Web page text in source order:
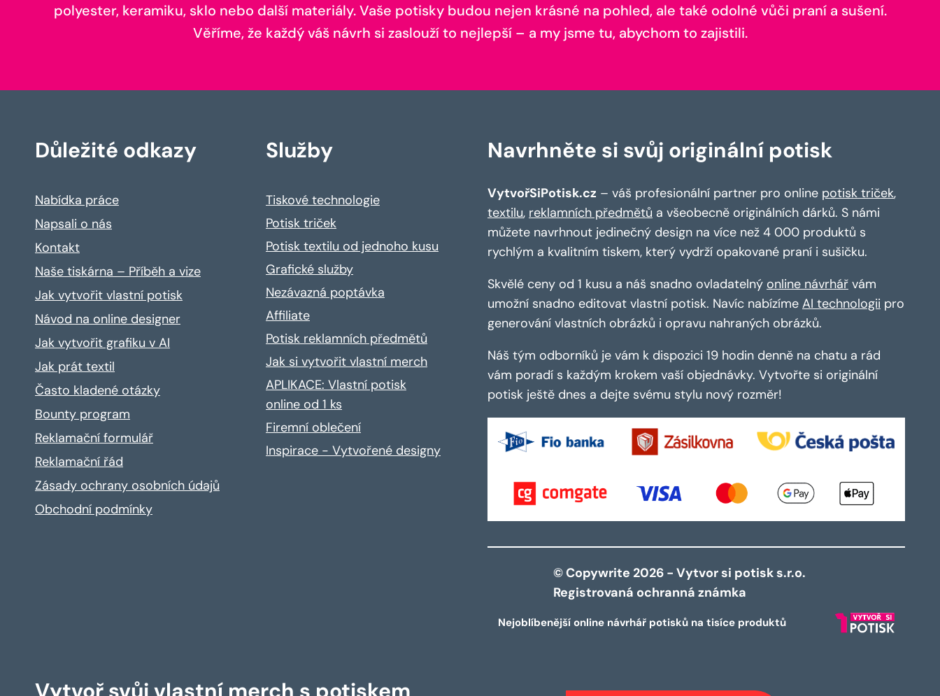
polyester, keramiku, sklo nebo další materiály. Vaše potisky budou nejen krásné na pohled, ale také odolné vůči praní a sušení.
Věříme, že každý váš návrh si zaslouží to nejlepší – a my jsme tu, abychom to zajistili.
Důležité odkazy
Nabídka práce
Napsali o nás
Kontakt
Naše tiskárna – Příběh a vize
Jak vytvořit vlastní potisk
Návod na online designer
Jak vytvořit grafiku v AI
Jak prát textil
Často kladené otázky
Bounty program
Reklamační formulář
Reklamační řád
Zásady ochrany osobních údajů
Obchodní podmínky
Služby
Tiskové technologie
Potisk triček
Potisk textilu od jednoho kusu
Grafické služby
Nezávazná poptávka
Affiliate
Potisk reklamních předmětů
Jak si vytvořit vlastní merch
APLIKACE: Vlastní potisk
online od 1 ks
Firemní oblečení
Inspirace - Vytvořené designy
Navrhněte si svůj originální potisk
VytvořSiPotisk.cz – váš profesionální partner pro online potisk triček,
textilu, reklamních předmětů a všeobecně originálních dárků. S námi
můžete navrhnout jedinečný design na více než 4 000 produktů s
rychlým a kvalitním tiskem, který vydrží opakované praní i sušičku.
Skvělé ceny od 1 kusu a náš snadno ovladatelný online návrhář vám
umožní snadno editovat vlastní potisk. Navíc nabízíme AI technologii pro
generování vlastních obrázků i opravu nahraných obrázků.
Náš tým odborníků je vám k dispozici 19 hodin denně na chatu a rád
vám poradí s každým krokem vaší objednávky. Vytvořte si originální
potisk ještě dnes a dejte svému stylu nový rozměr!
© Copywrite 2026 - Vytvor si potisk s.r.o.
Registrovaná ochranná známka
Nejoblíbenější online návrhář potisků na tisíce produktů